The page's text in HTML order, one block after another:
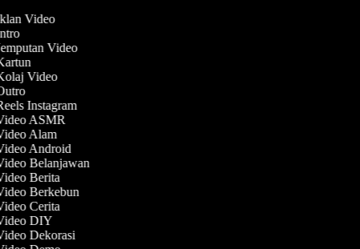
Video
Video
Video
Instagram
ASMR
Alam
Android
Belanjawan
Berita
Berkebun
Cerita
DIY
Dekorasi